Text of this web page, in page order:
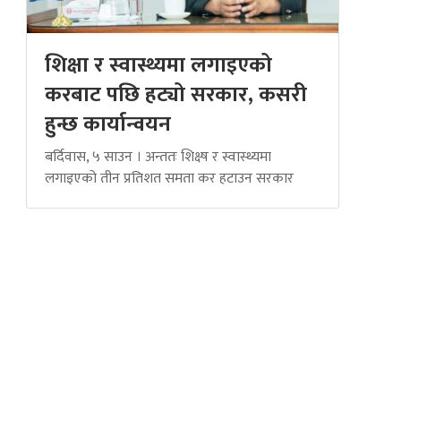
शिक्षा र स्वास्थ्यमा लगाइएको
करबाट पछि हट्यो सरकार, कसरी
हुन्छ कार्यान्वयन
बर्दिवास, ५ साउन । अन्ततः शिक्ष्ष र स्वास्थ्यमा
लगाइएको तीन प्रतिशत समता कर हटाउन सरकार